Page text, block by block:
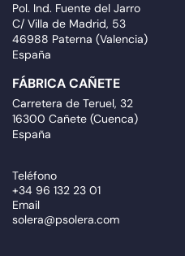
Pol. Ind. Fuente del Jarro
C/ Villa de Madrid, 53
46988 Paterna (Valencia)
España
FÁBRICA CAÑETE
Carretera de Teruel, 32
16300 Cañete (Cuenca)
España
Teléfono
+34 96 132 23 01
Email
solera@psolera.com